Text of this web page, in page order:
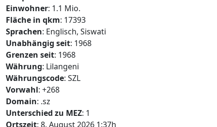
Einwohner: 1.1 Mio.
Fläche in qkm: 17393
Sprachen: Englisch, Siswati
Unabhängig seit: 1968
Grenzen seit: 1968
Währung: Lilangeni
Währungscode: SZL
Vorwahl: +268
Domain: .sz
Unterschied zu MEZ: 1
Ortszeit: 8. August 2026 1:37h